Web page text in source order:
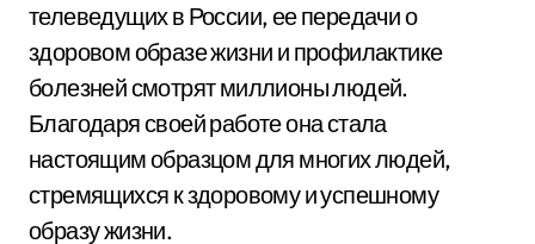
телеведущих в России, ее передачи о
здоровом образе жизни и профилактике
болезней смотрят миллионы людей.
Благодаря своей работе она стала
настоящим образцом для многих людей,
стремящихся к здоровому и успешному
образу жизни.